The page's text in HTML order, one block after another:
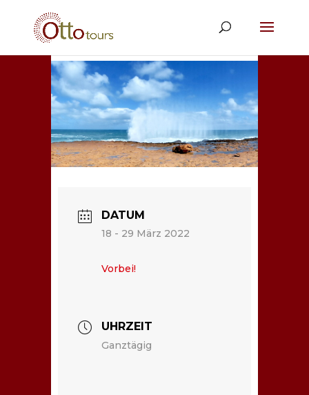
DATUM
18 - 29 März 2022
Vorbei!
UHRZEIT
Ganztägig